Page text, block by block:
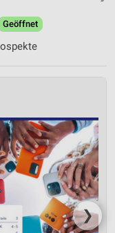
Geöffnet
❯